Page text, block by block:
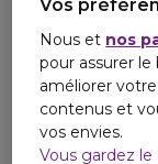
- Écrin
- Coffret et
issus de forêts
- Tube composé
¹se référer aux
Vos
Nous et nos
pour assurer
améliorer
contenus et
vos envies.
Vous gardez